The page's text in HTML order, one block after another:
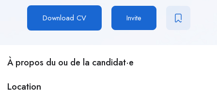
Download CV Invite
À propos du ou de la candidat·e
Location